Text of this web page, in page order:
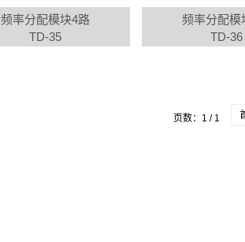
频率分配模块4路
TD-35
频率分配模
TD-36
页数：1 / 1